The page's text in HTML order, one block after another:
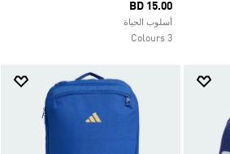
BD 15.00
أسلوب الحياة
3 Colours